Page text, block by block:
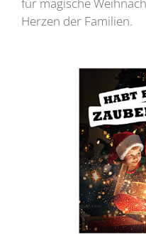
für magische
Herzen der Familien.